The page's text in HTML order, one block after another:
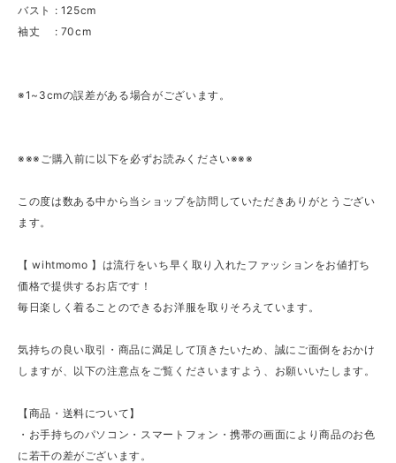
バスト : 125cm
袖丈 : 70cm
※1~3cmの誤差がある場合がございます。
※※※ご購入前に以下を必ずお読みください※※※
この度は数ある中から当ショップを訪問していただきありがとうござい
ます。
【 wihtmomo 】は流行をいち早く取り入れたファッションをお値打ち
価格で提供するお店です！
毎日楽しく着ることのできるお洋服を取りそろえています。
気持ちの良い取引・商品に満足して頂きたいため、誠にご面倒をおかけ
しますが、以下の注意点をご覧くださいますよう、お願いいたします。
【商品・送料について】
・お手持ちのパソコン・スマートフォン・携帯の画面により商品のお色
に若干の差がございます。